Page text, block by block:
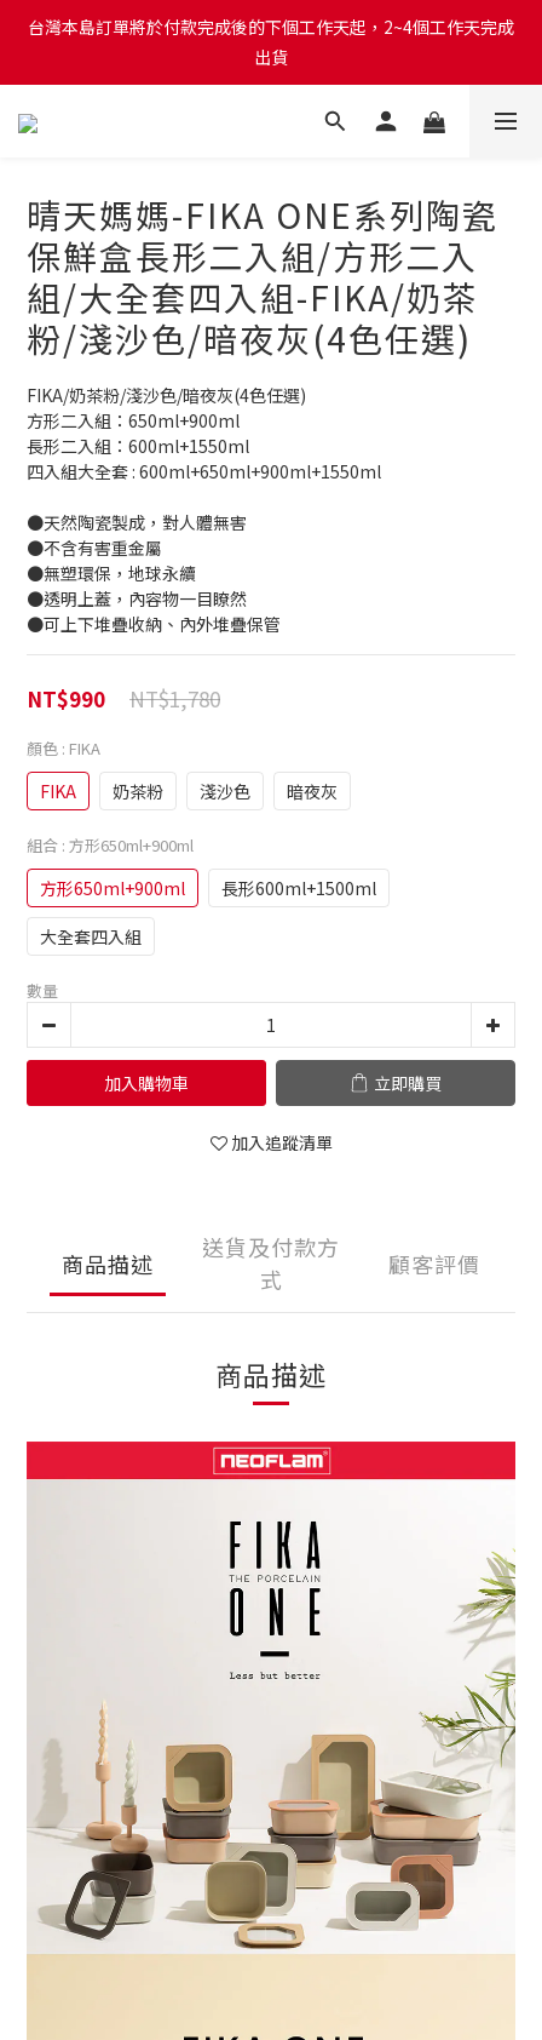
台灣本島訂單將於付款完成後的下個工作天起，2~4個工作天完成
出貨
台灣本島訂單將於付款完成後的下個工作天起，2~4個工作天完成
出貨
台灣本島消費滿$999免運費
台灣本島訂單將於付款完成後的下個工作天起，2~4個工作天完成
出貨
晴天媽媽-FIKA ONE系列陶瓷
保鮮盒長形二入組/方形二入
組/大全套四入組-FIKA/奶茶
粉/淺沙色/暗夜灰(4色任選)
FIKA/奶茶粉/淺沙色/暗夜灰(4色任選)
方形二入組：650ml+900ml
長形二入組：600ml+1550ml
四入組大全套 : 600ml+650ml+900ml+1550ml
●天然陶瓷製成，對人體無害
●不含有害重金屬
●無塑環保，地球永續
●透明上蓋，內容物一目瞭然
●可上下堆疊收納、內外堆疊保管
NT$1,780
NT$990
顏色 : FIKA
FIKA 奶茶粉 淺沙色 暗夜灰
組合 : 方形650ml+900ml
方形650ml+900ml
長形600ml+1500ml
大全套四入組
數量
加入購物車 立即購買
加入追蹤清單
商品描述
送貨及付款方
式
顧客評價
商品描述